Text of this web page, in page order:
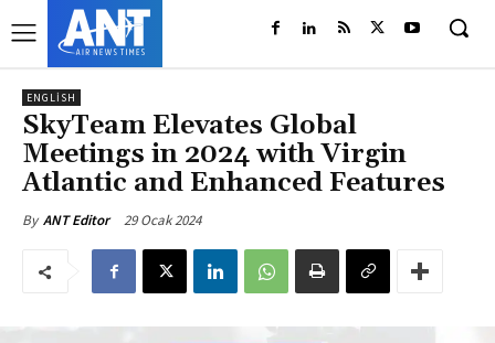
ENGLISH
SkyTeam Elevates Global
Meetings in 2024 with Virgin
Atlantic and Enhanced Features
By ANT Editor 29 Ocak 2024